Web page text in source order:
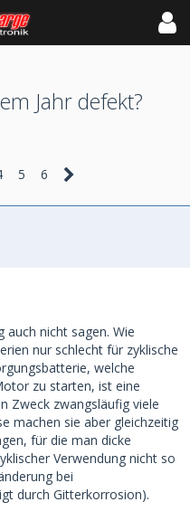
Jahr defekt?
5 6
auch nicht sagen. Wie
nur schlecht für zyklische
welche
zu starten, ist eine
Zweck zwangsläufig viele
machen sie aber gleichzeitig
für die man dicke
Verwendung nicht so
bei
durch Gitterkorrosion).